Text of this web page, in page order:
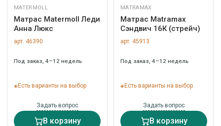
MATERMOLL
Матрас Matermoll Леди
Анна Люкс
арт. 46390
Под заказ, 4–12 недель
Есть варианты на выбор
Задать вопрос
В корзину
MATRAMAX
Матрас Matramax
Сэндвич 16К (стрейч)
арт. 45913
Под заказ, 4–12 недель
Есть варианты на выбор
Задать вопрос
В корзину